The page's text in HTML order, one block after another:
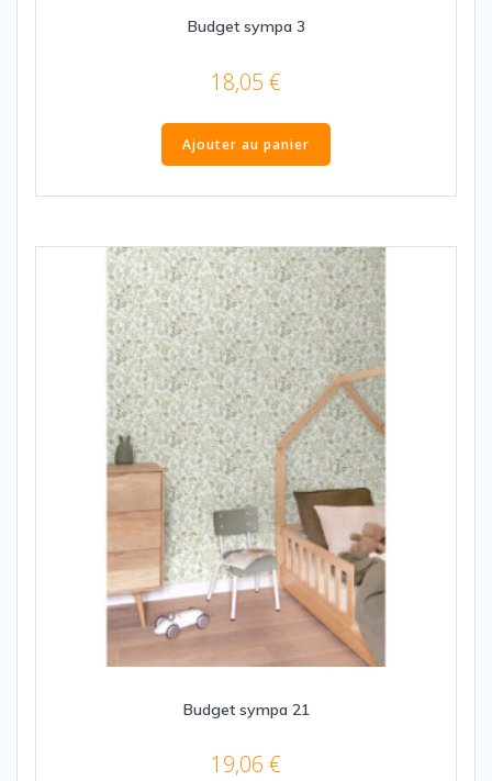
Budget sympa 3
18,05 €
Ajouter au panier
Budget sympa 21
19,06 €